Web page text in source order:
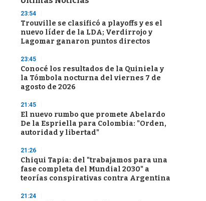
23:54
Trouville se clasificó a playoffs y es el
nuevo líder de la LDA; Verdirrojo y
Lagomar ganaron puntos directos
23:45
Conocé los resultados de la Quiniela y
la Tómbola nocturna del viernes 7 de
agosto de 2026
21:45
El nuevo rumbo que promete Abelardo
De la Espriella para Colombia: "Orden,
autoridad y libertad"
21:26
Chiqui Tapia: del "trabajamos para una
fase completa del Mundial 2030" a
teorías conspirativas contra Argentina
21:24